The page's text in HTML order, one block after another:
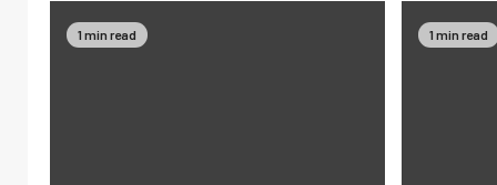
1 min read 1 min read